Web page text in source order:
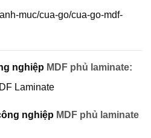
muc/cua-go/cua-go-mdf-
nghiệp MDF phủ laminate:
Laminate
nghiệp MDF phủ laminate